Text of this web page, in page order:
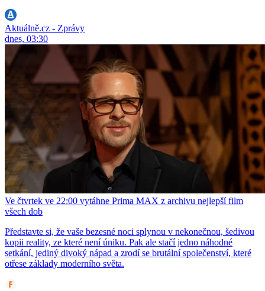
Aktuálně.cz - Zprávy
dnes, 03:30
Ve čtvrtek ve 22:00 vytáhne Prima MAX z archivu nejlepší film
všech dob
Představte si, že vaše bezesné noci splynou v nekonečnou, šedivou
kopii reality, ze které není úniku. Pak ale stačí jedno náhodné
setkání, jediný divoký nápad a zrodí se brutální společenství, které
otřese základy moderního světa.